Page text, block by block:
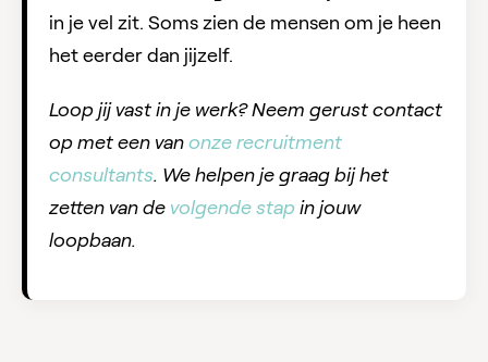
in je vel zit. Soms zien de mensen om je heen
het eerder dan jijzelf.
Loop jij vast in je werk? Neem gerust contact
op met een van onze recruitment
consultants. We helpen je graag bij het
zetten van de volgende stap in jouw
loopbaan.